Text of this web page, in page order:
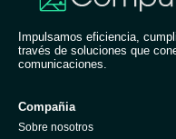
Impulsamos eficiencia,
través de soluciones que
comunicaciones.
Compañia
Sobre nosotros